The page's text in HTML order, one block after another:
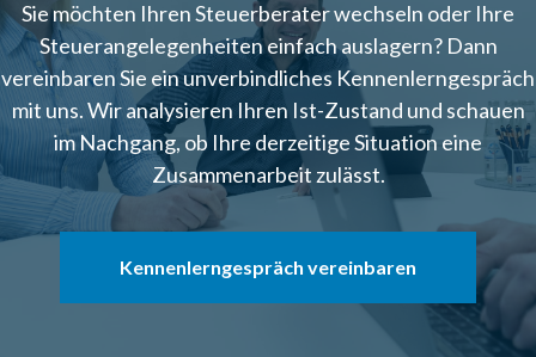
Sie möchten Ihren Steuerberater wechseln oder Ihre
Steuerangelegenheiten einfach auslagern? Dann
vereinbaren Sie ein unverbindliches Kennenlerngespräch
mit uns. Wir analysieren Ihren Ist-Zustand und schauen
im Nachgang, ob Ihre derzeitige Situation eine
Zusammenarbeit zulässt.
Kennenlerngespräch vereinbaren